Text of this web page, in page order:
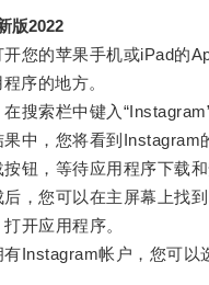
版2022
的苹果手机或iPad的
序的地方。
索栏中键入“Instagram”
，您将看到Instagram的
，等待应用程序下载和
您可以在主屏幕上找到
应用程序。
帐户，您可以